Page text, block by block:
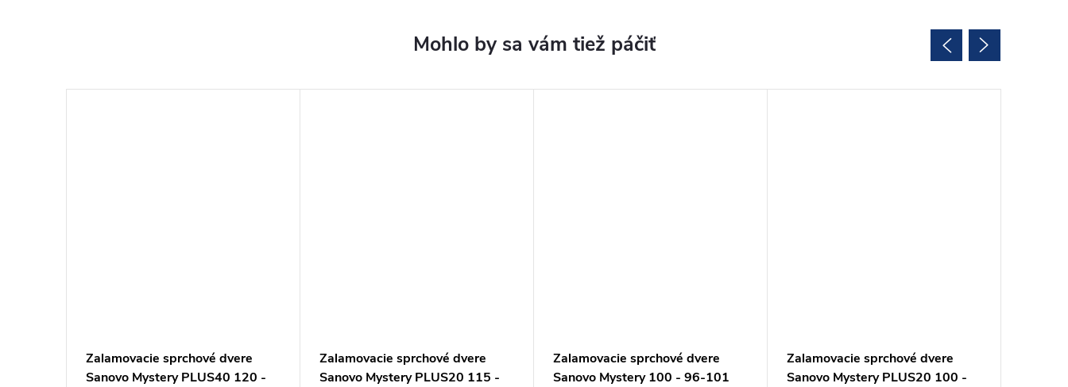
Zalamovacie sprchové dvere
Sanovo Mystery PLUS40 120 -
Zalamovacie sprchové dvere
Sanovo Mystery PLUS20 115 -
Zalamovacie sprchové dvere
Sanovo Mystery 100 - 96-101
Zalamovacie sprchové dvere
Sanovo Mystery PLUS20 100 -